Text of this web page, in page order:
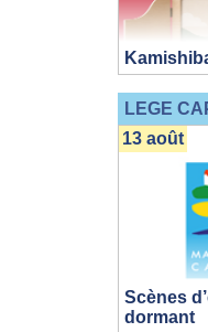
LEGE
Scènes
dormant
13 août